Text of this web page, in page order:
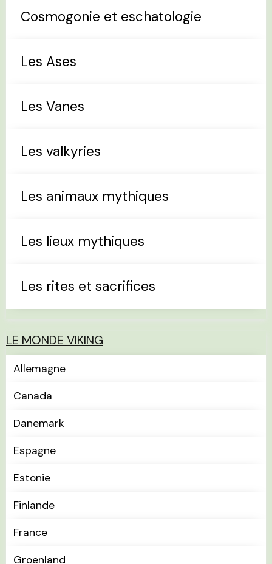
Cosmogonie et eschatologie
Les Ases
Les Vanes
Les valkyries
Les animaux mythiques
Les lieux mythiques
Les rites et sacrifices
LE MONDE VIKING
Allemagne
Canada
Danemark
Espagne
Estonie
Finlande
France
Groenland